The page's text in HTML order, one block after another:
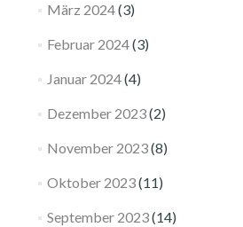
März 2024(3)
Februar 2024(3)
Januar 2024(4)
Dezember 2023(2)
November 2023(8)
Oktober 2023(11)
September 2023(14)